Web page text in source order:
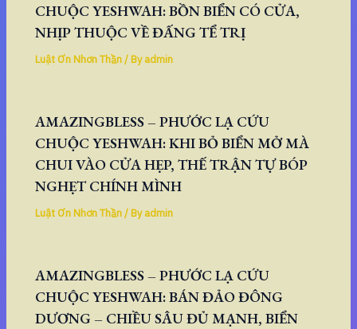
CHUỘC YESHWAH: BỒN BIỂN CÓ CỬA,
NHỊP THUỘC VỀ ĐẤNG TỂ TRỊ
Luật Ơn Nhơn Thần/ Byadmin
AMAZINGBLESS – PHƯỚC LẠ CỨU
CHUỘC YESHWAH: KHI BỎ BIỂN MỞ MÀ
CHUI VÀO CỬA HẸP, THẾ TRẬN TỰ BÓP
NGHẸT CHÍNH MÌNH
Luật Ơn Nhơn Thần/ Byadmin
AMAZINGBLESS – PHƯỚC LẠ CỨU
CHUỘC YESHWAH: BÁN ĐẢO ĐÔNG
DƯƠNG – CHIỀU SÂU ĐỦ MẠNH, BIỂN